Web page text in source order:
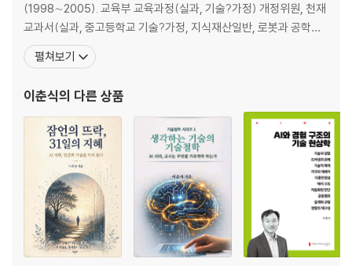
(1998∼2005). 교육부 교육과정(실과, 기술?가정) 개정위원, 천재
교과서(실과, 중고등학교 기술?가정, 지식재산일반, 로봇과 공학세
계 등) 대표 저자로 활동하고 있다. 주요 저서로 《초등설계기술탐구》
(2008), 《발명과 설계기술》(2014), 《메이커 활동을 위한 설계기
이 있다. “인공지능에 대한 기술 현
펼쳐보기
이춘식의 다른 상품